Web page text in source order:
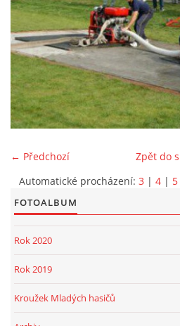
OHLÁŠENÍ PÁLENÍ
KONTAKT
PROJEKT DOPRAVNÍ AUTOMOBIL
SH ČMS - Sbor dobrovolných
← Předchozí
Zpět do
Automatické procházení: 3 | 4 | 5
FOTOALBUM
Rok 2020
Rok 2019
Kroužek Mladých hasičů